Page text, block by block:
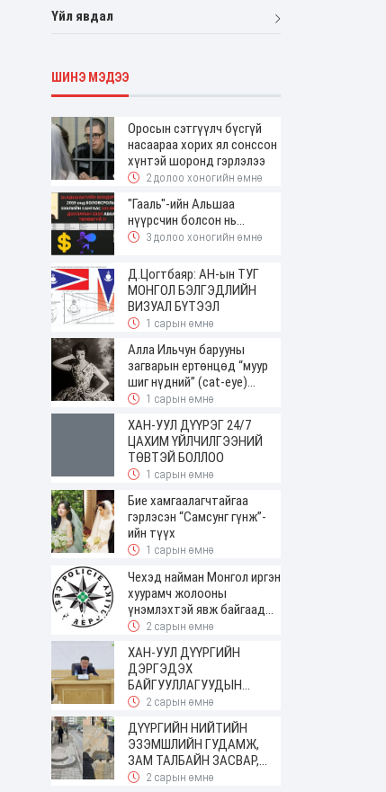
Үйл явдал
ШИНЭ МЭДЭЭ
Оросын сэтгүүлч бүсгүй
насаараа хорих ял сонссон
хүнтэй шоронд гэрлэлээ
2 долоо хоногийн өмнө
"Гааль"-ийн Альшаа
нүүрсчин болсон нь...
3 долоо хоногийн өмнө
Д.Цогтбаяр: АН-ын ТУГ
МОНГОЛ БЭЛГЭДЛИЙН
ВИЗУАЛ БҮТЭЭЛ
1 сарын өмнө
Алла Ильчун барууны
загварын ертөнцөд “муур
шиг нүдний” (cat-eye)
будалтын трендийг оруулж
1 сарын өмнө
ХАН-УУЛ ДҮҮРЭГ 24/7
ЦАХИМ ҮЙЛЧИЛГЭЭНИЙ
ТӨВТЭЙ БОЛЛОО
1 сарын өмнө
Бие хамгаалагчтайгаа
гэрлэсэн “Самсунг гүнж”-
ийн түүх
1 сарын өмнө
Чехэд найман Монгол иргэн
хуурамч жолооны
үнэмлэхтэй явж байгаад
баригджээ
2 сарын өмнө
ХАН-УУЛ ДҮҮРГИЙН
ДЭРГЭДЭХ
БАЙГУУЛЛАГУУДЫН
УДИРДАХ АЖИЛТНЫ
ШУУРХАЙ ЗӨВЛӨГӨӨН
ЗОХИОН БАЙГУУЛАГДЛАА
2 сарын өмнө
ДҮҮРГИЙН НИЙТИЙН
ЭЗЭМШЛИЙН ГУДАМЖ,
ЗАМ ТАЛБАЙН ЗАСВАР,
ШИНЭЧЛЭЛТИЙН АЖИЛ
2 сарын өмнө